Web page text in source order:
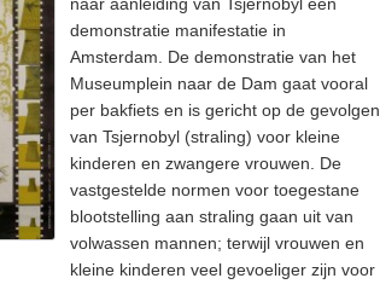
demonstratie manifestatie in
Amsterdam. De demonstratie van het
Museumplein naar de Dam gaat vooral
per bakfiets en is gericht op de gevolgen
van Tsjernobyl (straling) voor kleine
kinderen en zwangere vrouwen. De
vastgestelde normen voor toegestane
blootstelling aan straling gaan uit van
volwassen mannen; terwijl vrouwen en
kleine kinderen veel gevoeliger zijn voor